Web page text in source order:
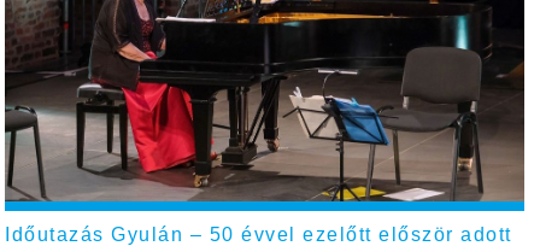
Időutazás Gyulán – 50 évvel ezelőtt először adott